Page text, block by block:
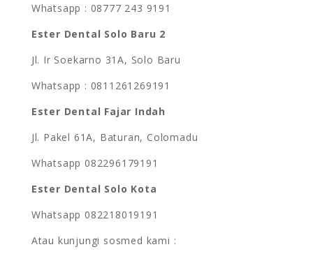
Whatsapp : 08777 243 9191
Ester Dental Solo Baru 2
Jl. Ir Soekarno 31A, Solo Baru
Whatsapp : 0811261269191
Ester Dental Fajar Indah
Jl. Pakel 61A, Baturan, Colomadu
Whatsapp 082296179191
Ester Dental Solo Kota
Whatsapp 082218019191
Atau kunjungi sosmed kami :